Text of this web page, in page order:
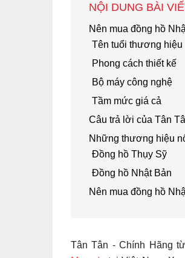
NỘI DUNG BÀI
Nên mua đồng hồ
Tên tuổi thương hiệu
Phong cách thiết kế
Bộ máy công nghệ
Tầm mức giá cả
Câu trả lời của Tân
Những thương hiệu
Đồng hồ Thụy Sỹ
Đồng hồ Nhật Bản
Nên mua đồng hồ
Tân Tân - Chính Hãng